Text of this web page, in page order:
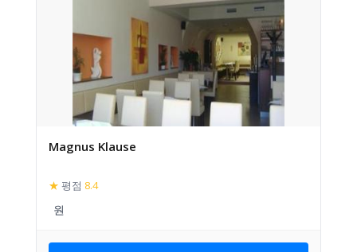
Magnus Klause
★ 평점 8.4